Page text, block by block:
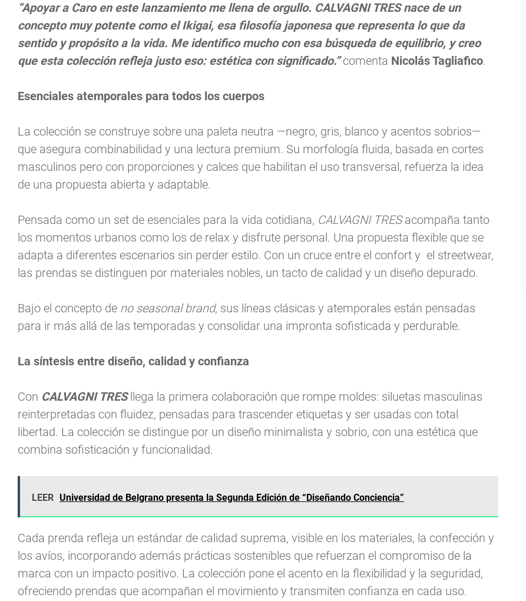
“Apoyar a Caro en este lanzamiento me llena de orgullo. CALVAGNI TRES nace de un
concepto muy potente como el Ikigai, esa filosofía japonesa que representa lo que da
sentido y propósito a la vida. Me identifico mucho con esa búsqueda de equilibrio, y creo
que esta colección refleja justo eso: estética con significado.”comenta Nicolás Tagliafico.
Esenciales atemporales para todos los cuerpos
La colección se construye sobre una paleta neutra —negro, gris, blanco y acentos sobrios—
que asegura combinabilidad y una lectura premium. Su morfología fluida, basada en cortes
masculinos pero con proporciones y calces que habilitan el uso transversal, refuerza la idea
de una propuesta abierta y adaptable.
Pensada como un set de esenciales para la vida cotidiana, CALVAGNI TRESacompaña tanto
los momentos urbanos como los de relax y disfrute personal. Una propuesta flexible que se
adapta a diferentes escenarios sin perder estilo. Con un cruce entre el confort y el streetwear,
las prendas se distinguen por materiales nobles, un tacto de calidad y un diseño depurado.
Bajo el concepto de no seasonal brand, sus líneas clásicas y atemporales están pensadas
para ir más allá de las temporadas y consolidar una impronta sofisticada y perdurable.
La síntesis entre diseño, calidad y confianza
Con CALVAGNI TRES llega la primera colaboración que rompe moldes: siluetas masculinas
reinterpretadas con fluidez, pensadas para trascender etiquetas y ser usadas con total
libertad. La colección se distingue por un diseño minimalista y sobrio, con una estética que
combina sofisticación y funcionalidad.
LEER Universidad de Belgrano presenta la Segunda Edición de “Diseñando Conciencia”
Cada prenda refleja un estándar de calidad suprema, visible en los materiales, la confección y
los avíos, incorporando además prácticas sostenibles que refuerzan el compromiso de la
marca con un impacto positivo. La colección pone el acento en la flexibilidad y la seguridad,
ofreciendo prendas que acompañan el movimiento y transmiten confianza en cada uso.